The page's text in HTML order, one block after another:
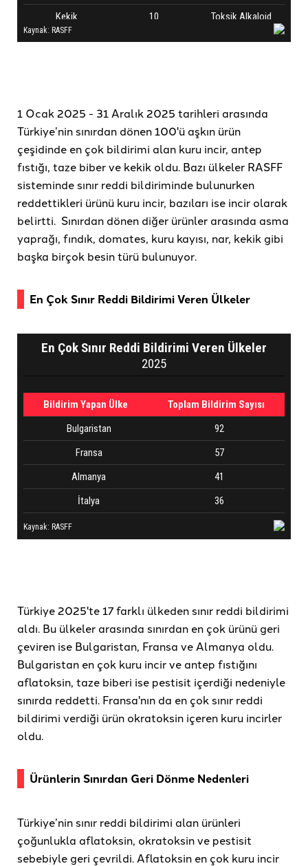
1 Ocak 2025 - 31 Aralık 2025 tarihleri arasında
Türkiye’nin sınırdan dönen 100'ü aşkın ürün
çeşidinde en çok bildirimi alan kuru incir, antep
fıstığı, taze biber ve kekik oldu. Bazı ülkeler RASFF
sisteminde sınır reddi bildiriminde bulunurken
reddettikleri ürünü kuru incir, bazıları ise incir olarak
belirtti. Sınırdan dönen diğer ürünler arasında asma
yaprağı, fındık, domates, kuru kayısı, nar, kekik gibi
başka birçok besin türü bulunuyor.
En Çok Sınır Reddi Bildirimi Veren Ülkeler
Türkiye 2025'te 17 farklı ülkeden sınır reddi bildirimi
aldı. Bu ülkeler arasında sınırdan en çok ürünü geri
çeviren ise Bulgaristan, Fransa ve Almanya oldu.
Bulgaristan en çok kuru incir ve antep fıstığını
aflatoksin, taze biberi ise pestisit içerdiği nedeniyle
sınırda reddetti. Fransa'nın da en çok sınır reddi
bildirimi verdiği ürün okratoksin içeren kuru incirler
oldu.
Ürünlerin Sınırdan Geri Dönme Nedenleri
Türkiye’nin sınır reddi bildirimi alan ürünleri
çoğunlukla aflatoksin, okratoksin ve pestisit
sebebiyle geri çevrildi. Aflatoksin en çok kuru incir